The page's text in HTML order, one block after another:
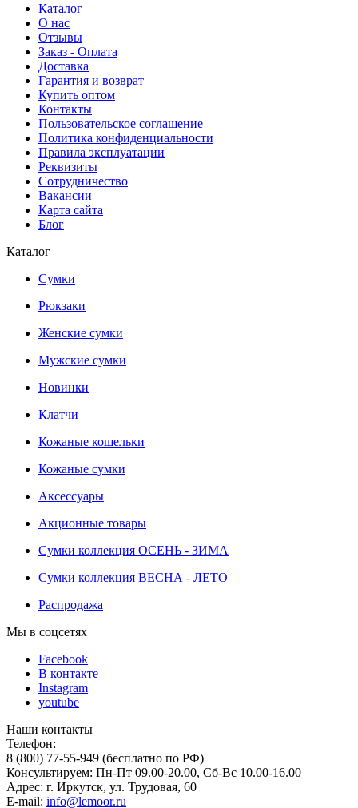
Каталог
О нас
Отзывы
Заказ - Оплата
Доставка
Гарантия и возврат
Купить оптом
Контакты
Пользовательское соглашение
Политика конфиденциальности
Правила эксплуатации
Реквизиты
Сотрудничество
Вакансии
Карта сайта
Блог
Каталог
Сумки
Рюкзаки
Женские сумки
Мужские сумки
Новинки
Клатчи
Кожаные кошельки
Кожаные сумки
Аксессуары
Акционные товары
Сумки коллекция ОСЕНЬ - ЗИМА
Сумки коллекция ВЕСНА - ЛЕТО
Распродажа
Мы в соцсетях
Facebook
В контакте
Instagram
youtube
Наши контакты
Телефон:
8 (800) 77-55-949 (бесплатно по РФ)
Консультируем: Пн-Пт 09.00-20.00, Сб-Вс 10.00-16.00
Адрес: г. Иркутск, ул. Трудовая, 60
E-mail: info@lemoor.ru